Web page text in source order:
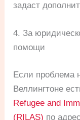
задаст
4. За
помощи
Если проблема
Веллингтоне
Refugee and
(RILAS) по